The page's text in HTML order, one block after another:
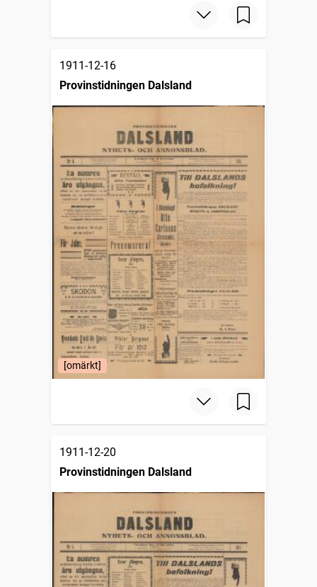
1911-12-16
Provinstidningen Dalsland
[omärkt]
1911-12-20
Provinstidningen Dalsland